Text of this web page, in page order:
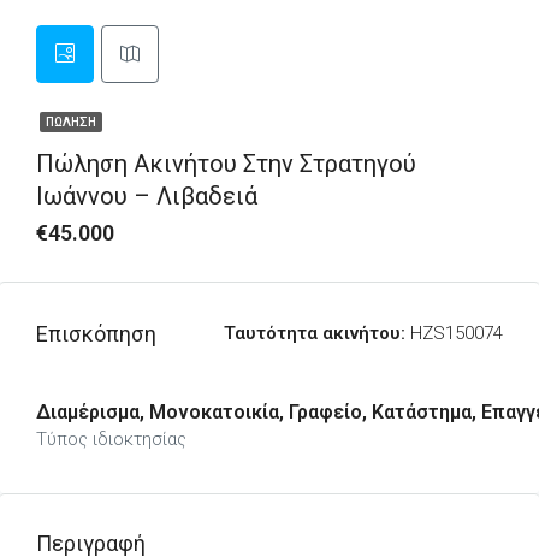
ΠΏΛΗΣΗ
Πώληση Ακινήτου Στην Στρατηγού
Ιωάννου – Λιβαδειά
€45.000
Επισκόπηση Ταυτότητα ακινήτου: HZS150074
Διαμέρισμα, Μονοκατοικία, Γραφείο, Κατάστημα,
Τύπος ιδιοκτησίας
Περιγραφή